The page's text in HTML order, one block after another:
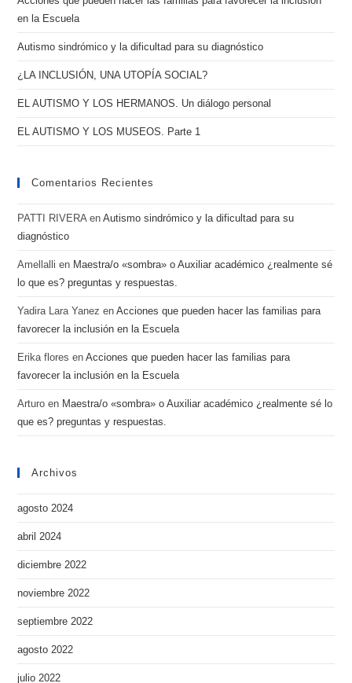
otras
observaciones.
en la Escuela
Autismo sindrómico y la dificultad para su diagnóstico
¿LA INCLUSIÓN, UNA UTOPÍA SOCIAL?
EL AUTISMO Y LOS HERMANOS. Un diálogo personal
EL AUTISMO Y LOS MUSEOS. Parte 1
Comentarios Recientes
PATTI RIVERAenAutismo sindrómico y la dificultad para su
diagnóstico
Amellalli en Maestra/o «sombra» o Auxiliar académico ¿realmente sé
lo que es? preguntas y respuestas.
Yadira Lara Yanez enAcciones que pueden hacer las familias para
favorecer la inclusión en la Escuela
Erika flores enAcciones que pueden hacer las familias para
favorecer la inclusión en la Escuela
Arturo en Maestra/o «sombra» o Auxiliar académico ¿realmente sé lo
que es? preguntas y respuestas.
Archivos
agosto 2024
abril 2024
diciembre 2022
noviembre 2022
septiembre 2022
agosto 2022
julio 2022